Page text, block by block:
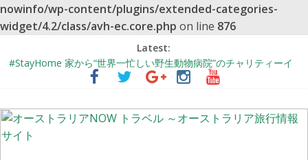
nowinfo/wp-content/plugins/extended-categories-
widget/4.2/class/avh-ec.core.php on line 876
Latest:
#StayHome 家から“世界一忙しい野生動物病院”のチャリティーイ
ベントに参加しよう！
シドニーの街中が幻想的な紫色に染まる季節 ～ジャカランダ物語
【更新】オーストラリア国内の州間移動規制の現状
オーストラリアの非接触型買い物事情 ～レジでの会計不要！完全